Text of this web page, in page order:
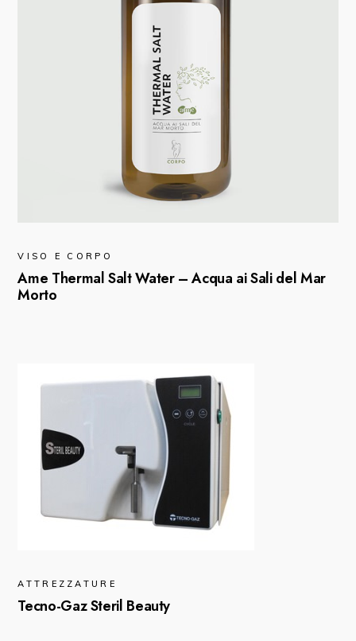
VISO E CORPO
Ame Thermal Salt Water – Acqua ai Sali del Mar
Morto
ATTREZZATURE
Tecno-Gaz Steril Beauty